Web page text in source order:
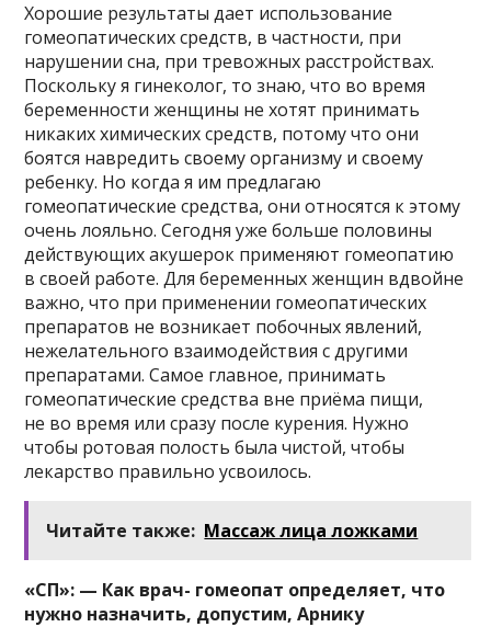
Хорошие результаты дает использование
гомеопатических средств, в частности, при
нарушении сна, при тревожных расстройствах.
Поскольку я гинеколог, то знаю, что во время
беременности женщины не хотят принимать
никаких химических средств, потому что они
боятся навредить своему организму и своему
ребенку. Но когда я им предлагаю
гомеопатические средства, они относятся к этому
очень лояльно. Сегодня уже больше половины
действующих акушерок применяют гомеопатию
в своей работе. Для беременных женщин вдвойне
важно, что при применении гомеопатических
препаратов не возникает побочных явлений,
нежелательного взаимодействия с другими
препаратами. Самое главное, принимать
гомеопатические средства вне приёма пищи,
не во время или сразу после курения. Нужно
чтобы ротовая полость была чистой, чтобы
лекарство правильно усвоилось.
Читайте также: Массаж лица ложками
«СП»: — Как врач- гомеопат определяет, что
нужно назначить, допустим, Арнику